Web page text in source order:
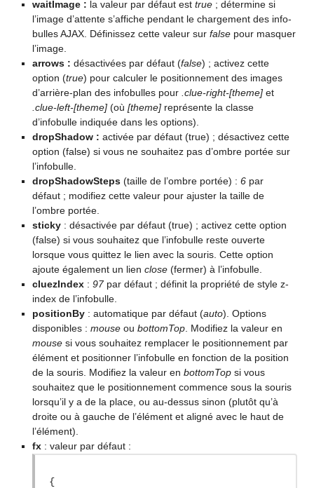
waitImage : la valeur par défaut est true; détermine si
l’image d’attente s’affiche pendant le chargement des info-
bulles AJAX. Définissez cette valeur sur falsepour masquer
l’image.
arrows : désactivées par défaut (false) ; activez cette
option (true) pour calculer le positionnement des images
d’arrière-plan des infobulles pour .clue-right-[theme]et
.clue-left-[theme](où [theme]représente la classe
d’infobulle indiquée dans les options).
dropShadow : activée par défaut (true) ; désactivez cette
option (false) si vous ne souhaitez pas d’ombre portée sur
l’infobulle.
dropShadowSteps(taille de l’ombre portée) : 6par
défaut ; modifiez cette valeur pour ajuster la taille de
l’ombre portée.
sticky: désactivée par défaut (true) ; activez cette option
(false) si vous souhaitez que l’infobulle reste ouverte
lorsque vous quittez le lien avec la souris. Cette option
ajoute également un lien close(fermer) à l’infobulle.
cluezIndex: 97par défaut ; définit la propriété de style z-
index de l’infobulle.
positionBy: automatique par défaut (auto). Options
disponibles : mouseou bottomTop. Modifiez la valeur en
mousesi vous souhaitez remplacer le positionnement par
élément et positionner l’infobulle en fonction de la position
de la souris. Modifiez la valeur en bottomTopsi vous
souhaitez que le positionnement commence sous la souris
lorsqu’il y a de la place, ou au-dessus sinon (plutôt qu’à
droite ou à gauche de l’élément et aligné avec le haut de
l’élément).
fx: valeur par défaut :
{